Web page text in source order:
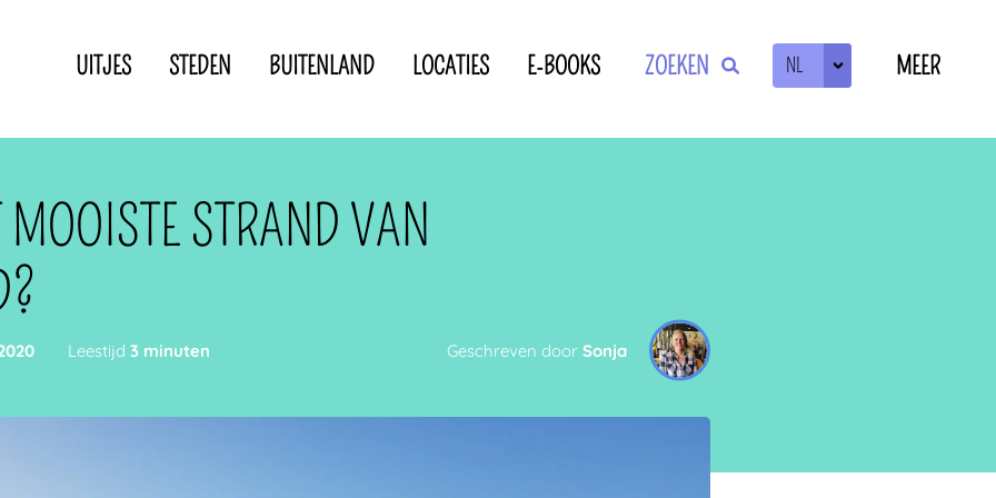
UITJES STEDEN BUITENLAND LOCATIES E-BOOKS ZOEKEN NL MEER
Privacyverklaring
STRAND VAN
Leestijd 3 minuten Geschreven door Sonja